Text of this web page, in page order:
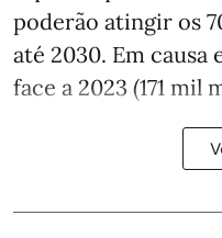
poderão atingir os
até 2030. Em causa
face a 2023 (171 mil